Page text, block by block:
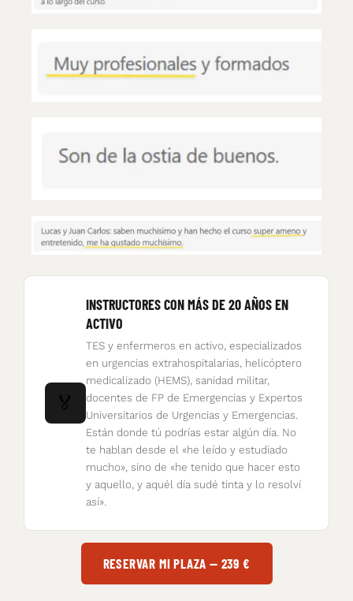
🏅
INSTRUCTORES CON MÁS DE 20 AÑOS EN
ACTIVO
TES y enfermeros en activo, especializados
en urgencias extrahospitalarias, helicóptero
medicalizado (HEMS), sanidad militar,
docentes de FP de Emergencias y Expertos
Universitarios de Urgencias y Emergencias.
Están donde tú podrías estar algún día. No
te hablan desde el «he leído y estudiado
mucho», sino de «he tenido que hacer esto
y aquello, y aquél día sudé tinta y lo resolví
así».
RESERVAR MI PLAZA — 239 €